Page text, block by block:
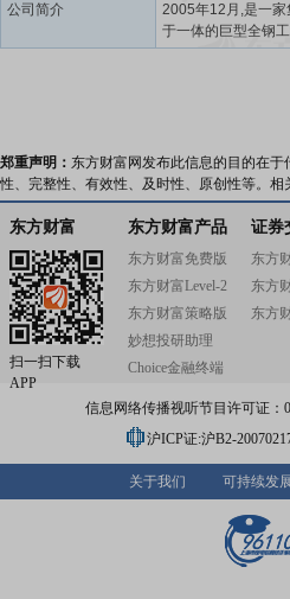
公司简介
2005年12月,是一
于一体的巨型全钢
莆田市,在国内外设
降本增效,保障轮
大贡献,赢得客户广
安集团始终跑在行
37.00R57全钢巨型
定,该产品填补国内
“中国石油和化学工
攻克技术难关,研制
全钢巨型轮胎,使得
力的国家,该产品荣
奖”。凭借硬核产品
历经多年发展,海安
网络遍布全球各地
行业全钢巨胎细分
术就是第一生产力”
新生态。设立国家
建省巨型工程子午
机构课题攻关合作
写国家及行业、团
郑重声明： 东方财富网发布此信息的目的在
性、完整性、有效性、及时性、原创性等。
东方财富
扫一扫下载
APP
东方财富产品
东方财富免费版
东方财富Level-2
东方财富策略版
妙想投研助理
Choice金融终端
证券
东方
东方
东方
信息网络传播视听节目许可证：
沪ICP证:沪B2-
关于我们 可持续发